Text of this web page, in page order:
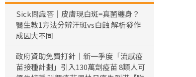
Sick問識答｜皮膚現白斑=真菌纏身？
醫生教1方法分辨汗斑vs白蝕 解析發作
成因大不同
政府資助免費打針｜新一季度「流感疫
苗接種計劃」引入130萬劑疫苗 8類人可